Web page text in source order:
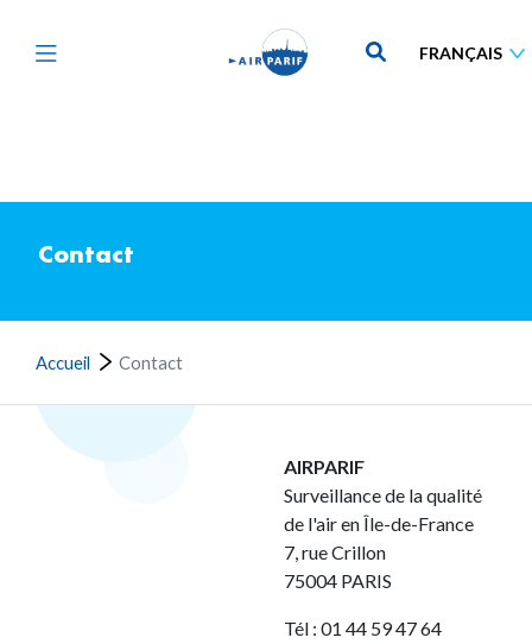
au
contenu
Contact
Accueil Contact
AIRPARIF
Surveillance de la qualité
de l'air en Île-de-France
7, rue Crillon
75004 PARIS
Tél : 01 44 59 47 64